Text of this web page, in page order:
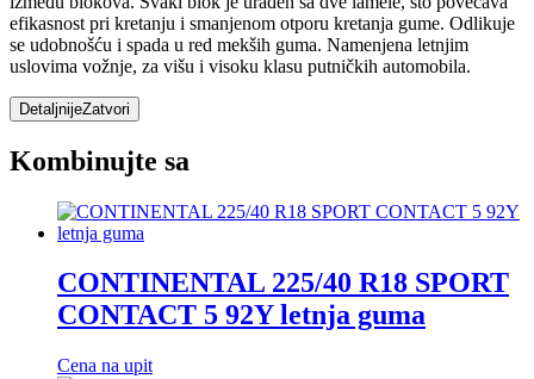
efikasnost pri kretanju i smanjenom otporu kretanja gume. Odlikuje
se udobnošću i spada u red mekših guma. Namenjena letnjim
uslovima vožnje, za višu i visoku klasu putničkih automobila.
DetaljnijeZatvori
Kombinujte sa
CONTINENTAL 225/40 R18 SPORT
CONTACT 5 92Y letnja guma
Cena na upit